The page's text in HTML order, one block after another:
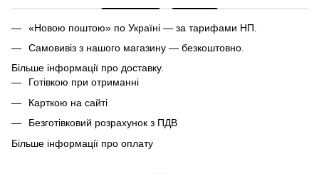
«Новою поштою» по Україні — за тарифами НП.
Самовивіз з нашого магазину — безкоштовно.
Більше інформації про доставку.
Готівкою при отриманні
Карткою на сайті
Безготівковий розрахунок з ПДВ
Більше інформації про оплату